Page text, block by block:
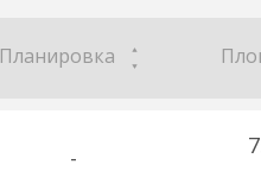
Планировка
-